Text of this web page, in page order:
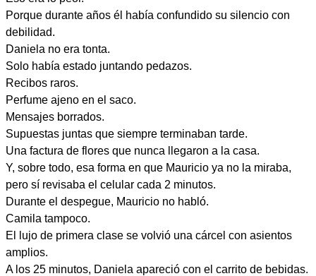
Porque durante años él había confundido su silencio con
debilidad.
Daniela no era tonta.
Solo había estado juntando pedazos.
Recibos raros.
Perfume ajeno en el saco.
Mensajes borrados.
Supuestas juntas que siempre terminaban tarde.
Una factura de flores que nunca llegaron a la casa.
Y, sobre todo, esa forma en que Mauricio ya no la miraba,
pero sí revisaba el celular cada 2 minutos.
Durante el despegue, Mauricio no habló.
Camila tampoco.
El lujo de primera clase se volvió una cárcel con asientos
amplios.
A los 25 minutos, Daniela apareció con el carrito de bebidas.